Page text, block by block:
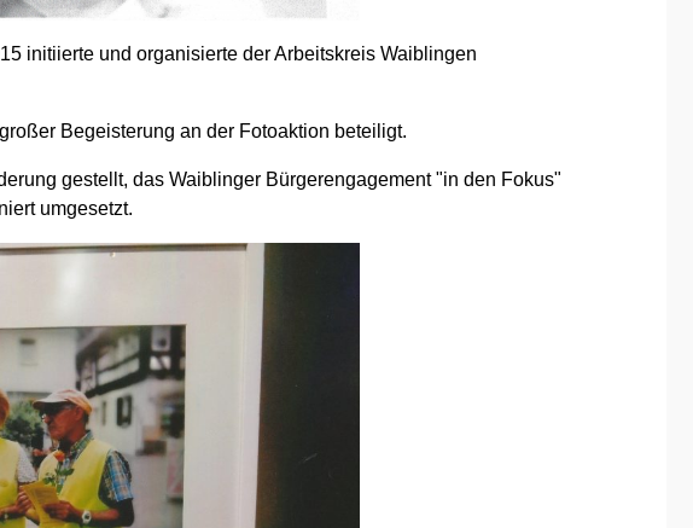
initiierte und organisierte der Arbeitskreis Waiblingen
Begeisterung an der Fotoaktion beteiligt.
gestellt, das Waiblinger Bürgerengagement "in den Fokus"
umgesetzt.